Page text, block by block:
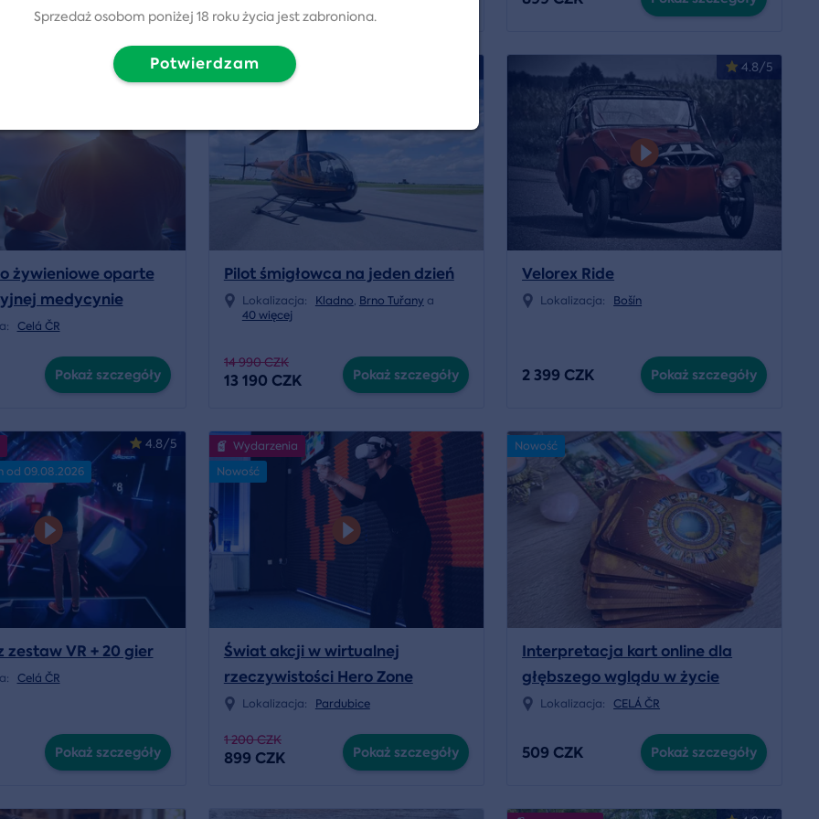
żywieniowe oparte
medycynie
Celá ČR
Pokaż szczegóły
Wydarzenia
Pilot śmigłowca na jeden dzień
Lokalizacja: Kladno, Brno Tuřany a
40 więcej
14 990 CZK
13 190 CZK Pokaż szczegóły
4.8/5
Velorex Ride
Lokalizacja: Bošín
2 399 CZK Pokaż szczegóły
4.8/5
od 09.08.2026
zestaw VR + 20 gier
Celá ČR
Pokaż szczegóły
Wydarzenia
Nowość
Świat akcji w wirtualnej
rzeczywistości Hero Zone
Lokalizacja: Pardubice
1 200 CZK
899 CZK Pokaż szczegóły
Nowość
Interpretacja kart online dla
głębszego wglądu w życie
Lokalizacja: CELÁ ČR
509 CZK Pokaż szczegóły
Sprzedaż osobom poniżej 18 roku życia jest zabroniona.
Potwierdzam